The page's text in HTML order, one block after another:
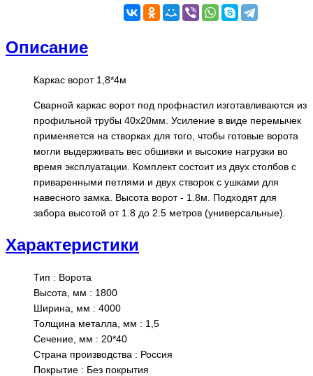
Описание
Каркас ворот 1,8*4м
Сварной каркас ворот под профнастил изготавливаются из
профильной трубы 40х20мм. Усиление в виде перемычек
применяется на створках для того, чтобы готовые ворота
могли выдерживать вес обшивки и высокие нагрузки во
время эксплуатации. Комплект состоит из двух столбов с
приваренными петлями и двух створок с ушками для
навесного замка. Высота ворот - 1.8м. Подходят для
забора высотой от 1.8 до 2.5 метров (универсальные).
Характеристики
Тип : Ворота
Высота, мм : 1800
Ширина, мм : 4000
Толщина металла, мм : 1,5
Сечение, мм : 20*40
Страна производства : Россия
Покрытие : Без покрытия